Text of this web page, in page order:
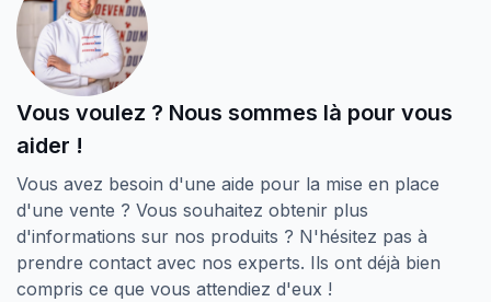
détachés.
Opte pour la qualité au meilleur prix chez
et jette un œil à notre
Instagram.
Vous voulez ? Nous sommes là pour vous
aider !
Vous avez besoin d'une aide pour la mise en place
d'une vente ? Vous souhaitez obtenir plus
d'informations sur nos produits ? N'hésitez pas à
prendre contact avec nos experts. Ils ont déjà bien
compris ce que vous attendiez d'eux !